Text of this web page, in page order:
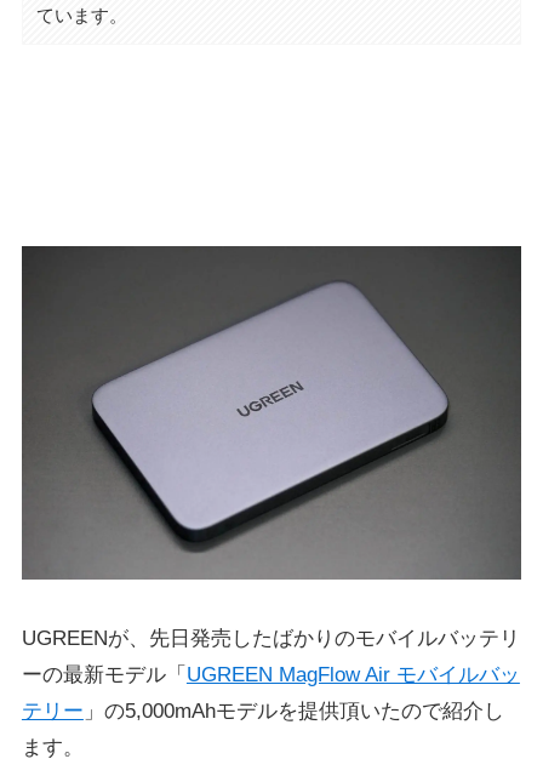
ています。
UGREENが、先日発売したばかりのモバイルバッテリ
ーの最新モデル「 UGREEN MagFlow Air モバイルバッ
テリー 」の5,000mAhモデルを提供頂いたので紹介し
ます。